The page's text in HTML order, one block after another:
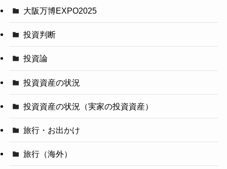
大阪万博EXPO2025
投資判断
投資論
投資資産の状況
投資資産の状況（実家の投資資産）
旅行・お出かけ
旅行（海外）